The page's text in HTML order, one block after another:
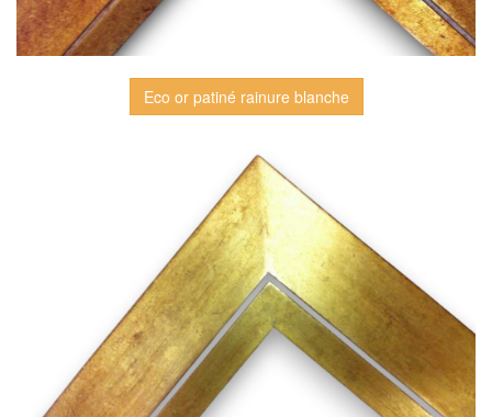
Eco or patiné rainure blanche